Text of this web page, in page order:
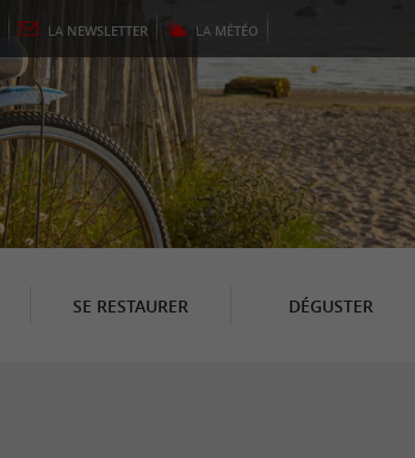
LA NEWSLETTER LA MÉTÉO
SE RESTAURER DÉGUSTER